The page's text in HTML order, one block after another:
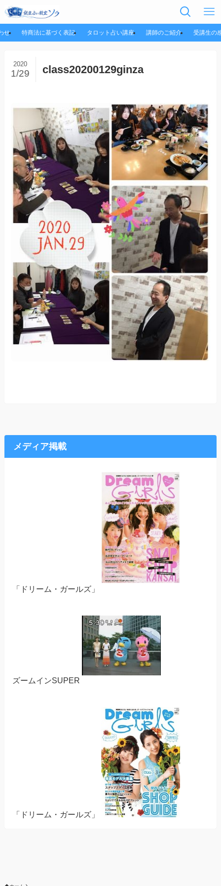
せ 特商法に基づく表記 タロット占い講座 講師のご紹介 受講生の
class20200129ginza
2020
1/29
メディア掲載
「ドリーム・ガールズ」
ズームインSUPER
「ドリーム・ガールズ」